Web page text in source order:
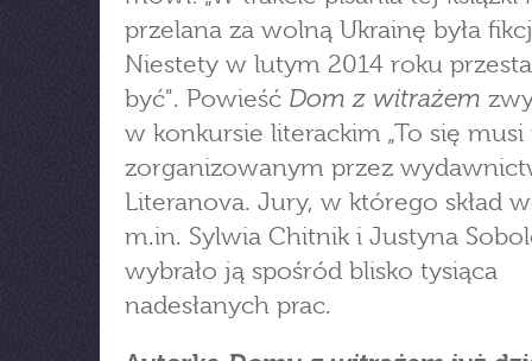
przelana za wolną Ukrainę była
Niestety w lutym 2014 roku
być". Powieść Dom z witrażem
w konkursie literackim „To się
zorganizowanym przez
Literanova. Jury, w którego skład
m.in. Sylwia Chitnik i Justyna
wybrało ją spośród blisko tysiąca
nadesłanych prac.